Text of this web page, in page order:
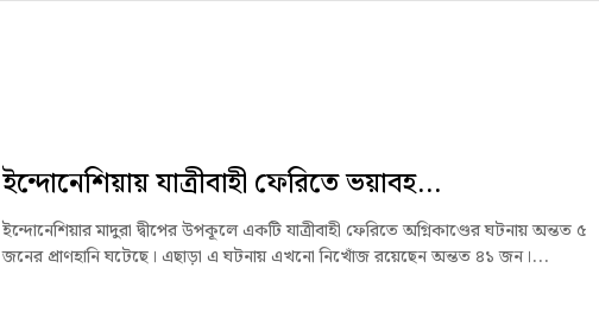
ইন্দোনেশিয়ায় যাত্রীবাহী ফেরিতে ভয়াবহ...
ইন্দোনেশিয়ার মাদুরা দ্বীপের উপকূলে একটি যাত্রীবাহী ফেরিতে অগ্নিকাণ্ডের ঘটনায় অন্তত ৫
জনের প্রাণহানি ঘটেছে। এছাড়া এ ঘটনায় এখনো নিখোঁজ রয়েছেন অন্তত ৪১ জন।...